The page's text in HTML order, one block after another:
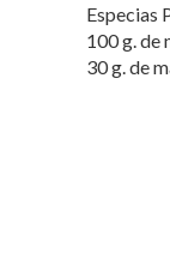
Especias
100 g. de
30 g. de